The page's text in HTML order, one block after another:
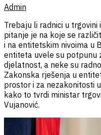
Admin
Trebaju li radnici u
pitanje je na koje se
i na entitetskim nivoima u
entiteta uvele su potpunu
djelatnost, a neke su
Zakonska rješenja u
prostor i za nezakonitosti
kako to tvrdi ministar
Vujanović.